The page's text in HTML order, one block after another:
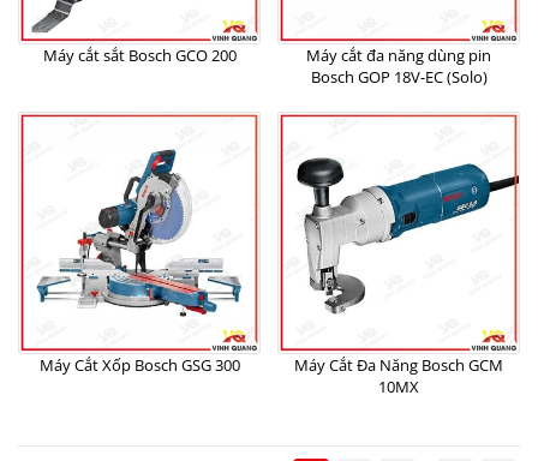
Máy cắt sắt Bosch GCO 200
Máy cắt đa năng dùng pin
Bosch GOP 18V-EC (Solo)
Máy Cắt Xốp Bosch GSG 300
Máy Cắt Đa Năng Bosch GCM
10MX